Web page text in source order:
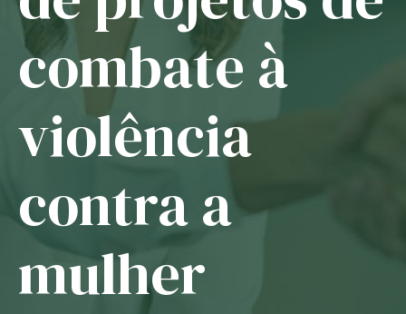
Notícias
Associe-se
Contato
combate à
violência
contra a
mulher